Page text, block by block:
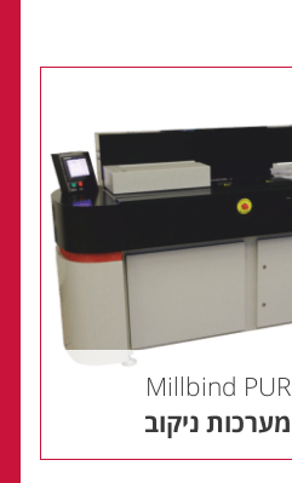
Millbind PUR
מערכות ניקוב